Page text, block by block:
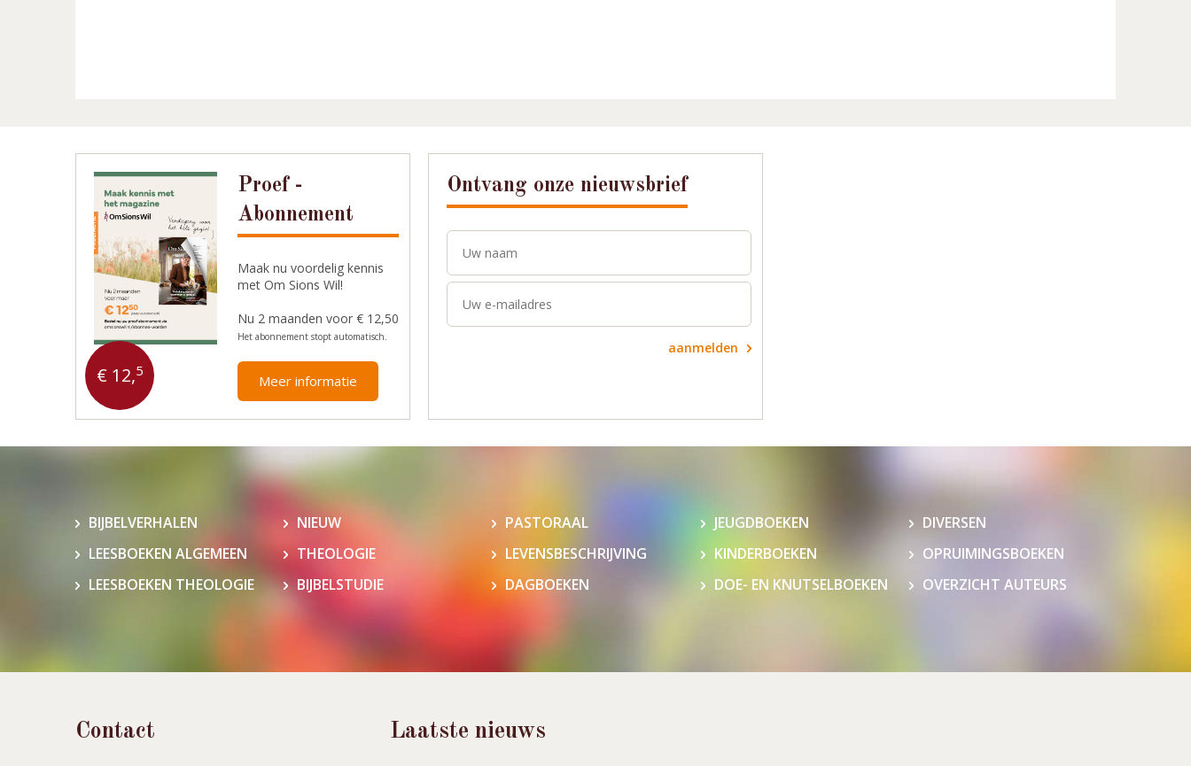
€ 12,5
Proef -
Abonnement
Maak nu voordelig kennis
met Om Sions Wil!
Nu 2 maanden voor € 12,50
Het abonnement stopt automatisch.
Meer informatie
Ontvang onze nieuwsbrief
aanmelden
BIJBELVERHALEN
LEESBOEKEN ALGEMEEN
LEESBOEKEN THEOLOGIE
NIEUW
THEOLOGIE
BIJBELSTUDIE
PASTORAAL
LEVENSBESCHRIJVING
DAGBOEKEN
JEUGDBOEKEN
KINDERBOEKEN
DOE- EN KNUTSELBOEKEN
DIVERSEN
OPRUIMINGSBOEKEN
OVERZICHT AUTEURS
Contact Laatste nieuws